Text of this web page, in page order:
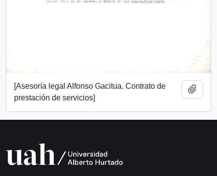
[Asesoría legal Alfonso Gacitua. Contrato de
prestación de servicios]